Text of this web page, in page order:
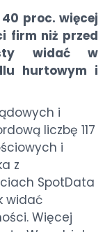
proc. więcej
firm niż przed
widać w
hurtowym i
i
liczbę 117
i
z
SpotData
widać
Więcej